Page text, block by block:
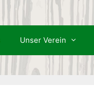
Unser Verein